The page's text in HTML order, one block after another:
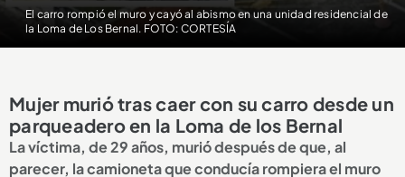
El carro rompió el muro y cayó al abismo en una unidad residencial de
la Loma de Los Bernal. FOTO: CORTESÍA
Mujer murió tras caer con su carro desde un
parqueadero en la Loma de los Bernal
La víctima, de 29 años, murió después de que, al
parecer, la camioneta que conducía rompiera el muro